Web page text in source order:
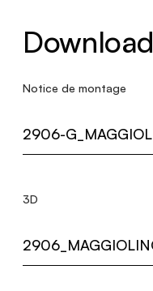
Download
Notice de montage
3D